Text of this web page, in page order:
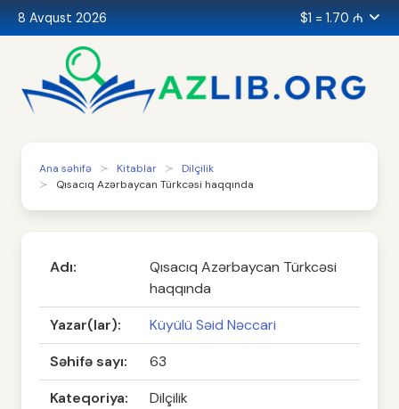
8 Avqust 2026 $1 = 1.70 ₼
Ana səhifə Kitablar
Dilçilik
Qısacıq Azərbaycan Türkcəsi haqqında
Adı:
Qısacıq Azərbaycan Türkcəsi
haqqında
Yazar(lar):
Küyülü Səid Nəccari
Səhifə sayı:
63
Kateqoriya:
Dilçilik